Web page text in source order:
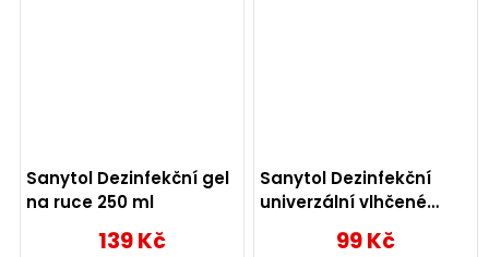
Sanytol Dezinfekční gel
na ruce 250 ml
139 Kč
Sanytol Dezinfekční
univerzální vlhčené
ubrousky eukalyptus 36
99 Kč